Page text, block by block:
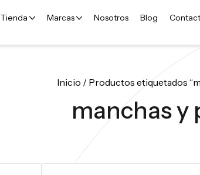
Tienda Marcas Nosotros Blog
Inicio / Productos etiquetados
manchas y